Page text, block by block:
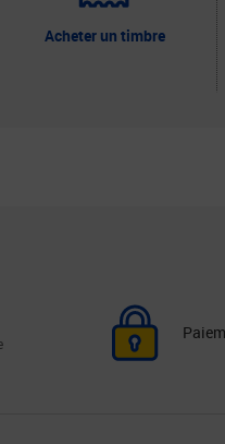
Acheter un timbre